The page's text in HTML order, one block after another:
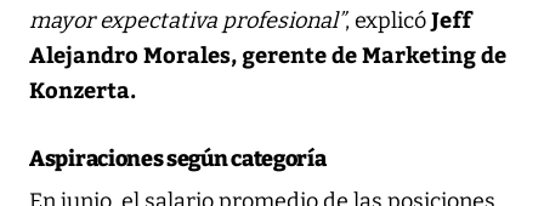
mayor expectativa profesional”, explicóJeff
Alejandro Morales, gerente de Marketing de
Konzerta.
Aspiraciones según categoría
En junio, el salario promedio de las posiciones